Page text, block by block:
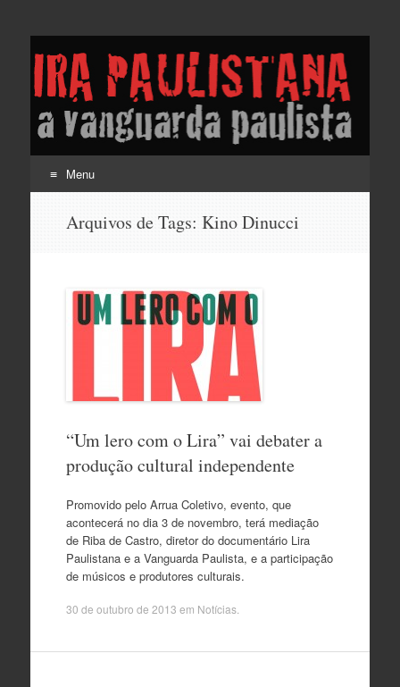
Lira Paulistana e a
vanguarda paulista
Menu
Arquivos de Tags: Kino Dinucci
“Um lero com o Lira” vai debater a
produção cultural independente
Promovido pelo Arrua Coletivo, evento, que
acontecerá no dia 3 de novembro, terá mediação
de Riba de Castro, diretor do documentário Lira
Paulistana e a Vanguarda Paulista, e a participação
de músicos e produtores culturais.
30 de outubro de 2013 em Notícias.